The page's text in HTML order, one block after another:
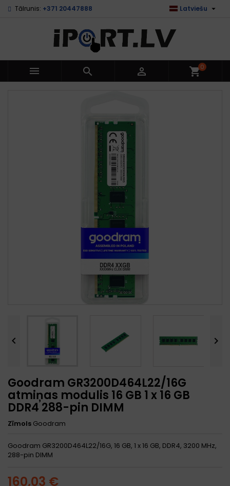
Tālrunis: +371 20447888 Latviešu 
   shopping_cart0
 
Goodram GR3200D464L22/16G
atmiņas modulis 16 GB 1 x 16 GB
DDR4 288-pin DIMM
Zīmols Goodram
Goodram GR3200D464L22/16G, 16 GB, 1 x 16 GB, DDR4, 3200 MHz,
288-pin DIMM
160,03 €